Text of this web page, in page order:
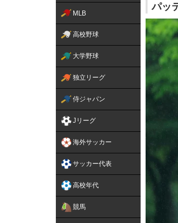
MLB
高校野球
大学野球
独立リーグ
侍ジャパン
Jリーグ
海外サッカー
サッカー代表
高校年代
競馬
パッ